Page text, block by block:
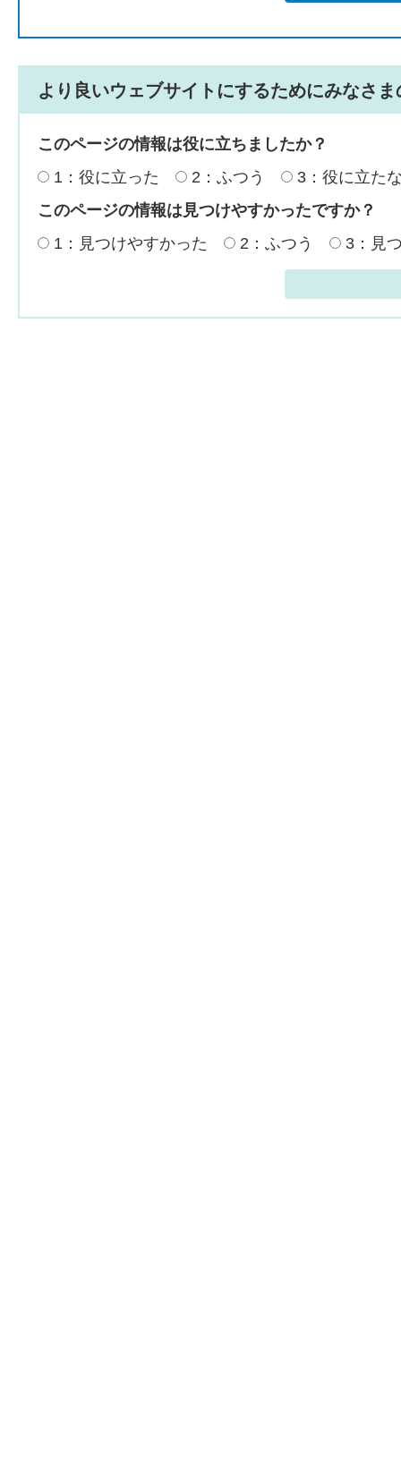
より良いウェブサイトにするためにみなさ
このページの情報は役に立ちましたか？
1：役に立った
2：ふつう
3：役に立た
このページの情報は見つけやすかったですか？
1：見つけやすかった
2：ふつう 3：見